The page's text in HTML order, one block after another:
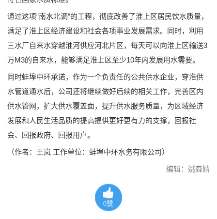
通过这项“南水北调”的工程，彻底改善了淮上区居民饮水质量，
满足了淮上区经济建设和社会各项事业发展需求。同时，利用
三水厂自来水穿越淮河供应河北片区，每天可以向淮上区输送3
万M3的自来水，能够满足淮上区至少10年内发展用水需要。
同时蚌埠中环承诺，作为一个负责任的公共供水企业，穿淮供
水管道通水后，公司还将继续做好后续的相关工作，完善区内
供水管网，扩大供水覆盖面，提升供水服务质量，为区域经济
发展和人民生活品质的提高提供更好更有力的支撑，回报社
会、回报政府、回报用户。
（作者：王岚 工作单位：蚌埠中环水务有限公司）
编辑：姚森婧
0赞